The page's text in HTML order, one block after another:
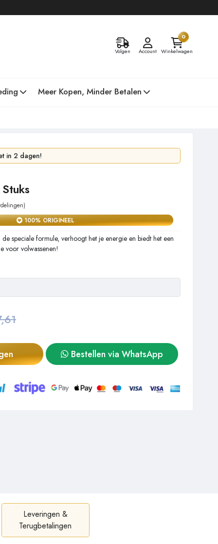
Volgen Account
0
Winkelwagen
Meer Kopen, Minder Betalen
in 2 dagen!
100% ORIGINEEL
speciale formule, verhoogt het je energie en biedt het een
voor volwassenen!
Bestellen via WhatsApp
Leveringen &
Terugbetalingen